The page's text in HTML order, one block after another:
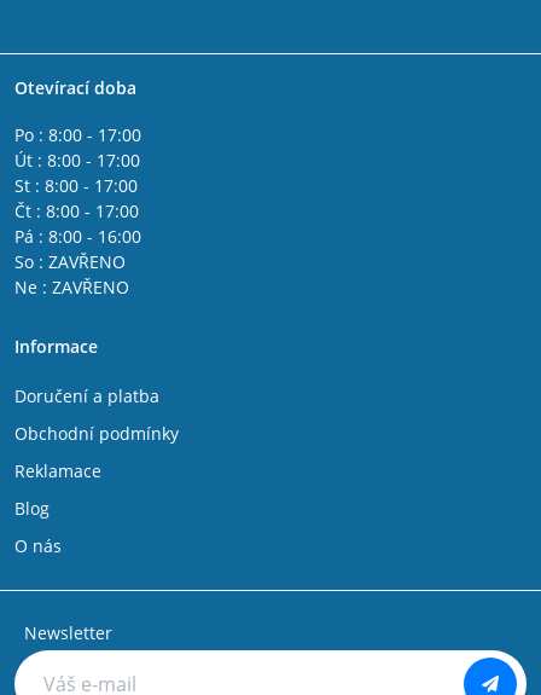
Otevírací doba
Po : 8:00 - 17:00
Út : 8:00 - 17:00
St : 8:00 - 17:00
Čt : 8:00 - 17:00
Pá : 8:00 - 16:00
So : ZAVŘENO
Ne : ZAVŘENO
Informace
Doručení a platba
Obchodní podmínky
Reklamace
Blog
O nás
Newsletter